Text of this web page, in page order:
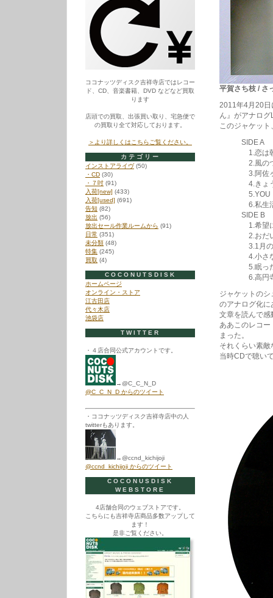
平賀さち枝 / さ
2011年4月20日
ん』がアナロ
このジャケッ
SIDE A
1.恋は朝
2.風のつ
3.阿佐ヶ
4.きょう
5.YOU
6.私生
SIDE B
1.希望にあ
2.おだい
3.1月の
4.小さな
5.眠った
6.高円寺
ジャケットの
のアナログ化に
文章を読んで感
ああこのレコー
まった。
それくらい素
当時CDで聴い
ココナッツディスク吉祥寺店ではレコー
ド、CD、音楽書籍、DVD などなど買取
ります
店頭での買取、出張買い取り、宅急便で
の買取り全て対応しております。
＞より詳しくはこちらご覧ください。
カテゴリー
インストアライヴ(50)
・CD (30)
・７吋 (91)
入荷[new] (433)
入荷[used] (691)
告知 (82)
放出 (56)
放出セール作業ルームから (91)
日常 (351)
未分類 (48)
特集 (245)
買取 (4)
COCONUTSDISK
ホームページ
オンライン・ストア
江古田店
代々木店
池袋店
TWITTER
・４店合同公式アカウントです。
→@C_C_N_D
@C_C_N_D からのツイート
・ココナッツディスク吉祥寺店中の人
twitterもあります。
→@ccnd_kichijoji
@ccnd_kichijoji からのツイート
COCONUSDISK
WEBSTORE
4店舗合同のウェブストアです。
こちらにも吉祥寺店商品多数アップして
ます！
是非ご覧ください。